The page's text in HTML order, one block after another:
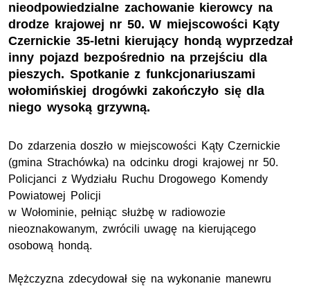
nieodpowiedzialne zachowanie kierowcy na
drodze krajowej nr 50. W miejscowości Kąty
Czernickie 35-letni kierujący hondą wyprzedzał
inny pojazd bezpośrednio na przejściu dla
pieszych. Spotkanie z funkcjonariuszami
wołomińskiej drogówki zakończyło się dla
niego wysoką grzywną.
Do zdarzenia doszło w miejscowości Kąty Czernickie
(gmina Strachówka) na odcinku drogi krajowej nr 50.
Policjanci z Wydziału Ruchu Drogowego Komendy
Powiatowej Policji
w Wołominie, pełniąc służbę w radiowozie
nieoznakowanym, zwrócili uwagę na kierującego
osobową hondą.
Mężczyzna zdecydował się na wykonanie manewru